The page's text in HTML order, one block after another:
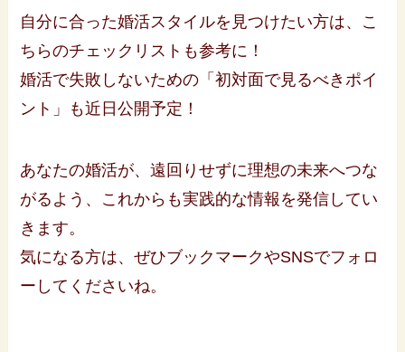
自分に合った婚活スタイルを見つけたい方は、こ
ちらのチェックリストも参考に！
婚活で失敗しないための「初対面で見るべきポイ
ント」も近日公開予定！
あなたの婚活が、遠回りせずに理想の未来へつな
がるよう、これからも実践的な情報を発信してい
きます。
気になる方は、ぜひブックマークやSNSでフォロ
ーしてくださいね。